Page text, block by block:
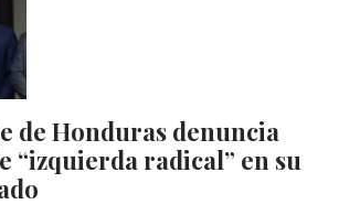
de Honduras denuncia
“izquierda radical” en su